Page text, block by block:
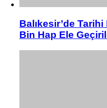
Balıkesir’de
Bin Hap Ele